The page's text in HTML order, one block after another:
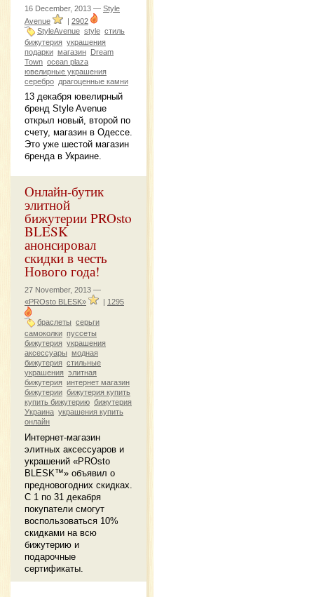
16 December, 2013 — Style
Avenue
| 2902
StyleAvenue style стиль
бижутерия украшения
подарки магазин Dream
Town ocean plaza
ювелирные украшения
серебро драгоценные камни
13 декабря ювелирный
бренд Style Avenue
открыл новый, второй по
счету, магазин в Одессе.
Это уже шестой магазин
бренда в Украине.
Онлайн-бутик
элитной
бижутерии PROsto
BLESK
анонсировал
скидки в честь
Нового года!
27 November, 2013 —
«PROsto BLESK»
| 1295
браслеты серьги
самоколки пуссеты
бижутерия украшения
аксессуары модная
бижутерия стильные
украшения элитная
бижутерия интернет магазин
бижутерии бижутерия купить
купить бижутерию бижутерия
Украина украшения купить
онлайн
Интернет-магазин
элитных аксессуаров и
украшений «PROsto
BLESK™» объявил о
предновогодних скидках.
С 1 по 31 декабря
покупатели смогут
воспользоваться 10%
скидками на всю
бижутерию и
подарочные
сертификаты.